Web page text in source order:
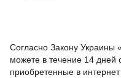
Согласно Закону Украины
можете в течение 14 дней
приобретенные в